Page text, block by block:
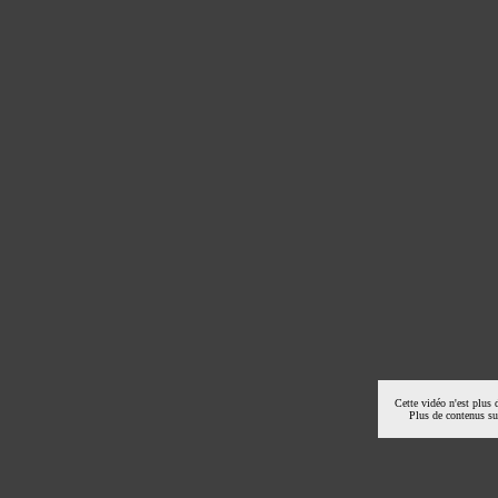
Cette vidéo n'est plus
Plus de contenus